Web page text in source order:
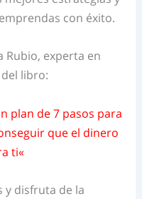
con éxito.
Rubio, experta en
libro:
plan de 7 pasos para
que el dinero
ti«
y disfruta de la